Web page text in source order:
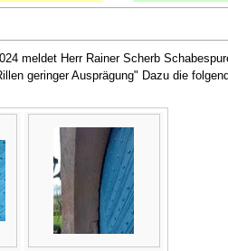
meldet Herr Rainer Scherb
geringer Ausprägung" Dazu die